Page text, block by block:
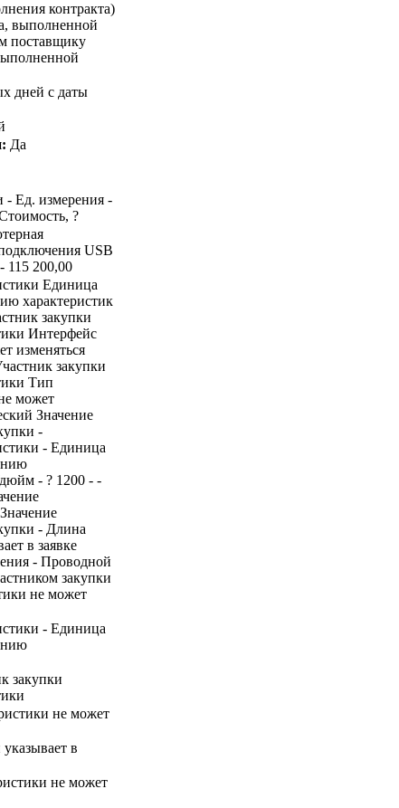
контракта)
выполненной
поставщику
дней с даты
Да
- Ед. измерения -
?
USB
115 200,00
Единица
характеристик
закупки
Интерфейс
изменяться
закупки
Тип
может
Значение
-
- Единица
дюйм - ? 1200 - -
- Длина
в заявке
- Проводной
закупки
не может
- Единица
закупки
не может
в
не может